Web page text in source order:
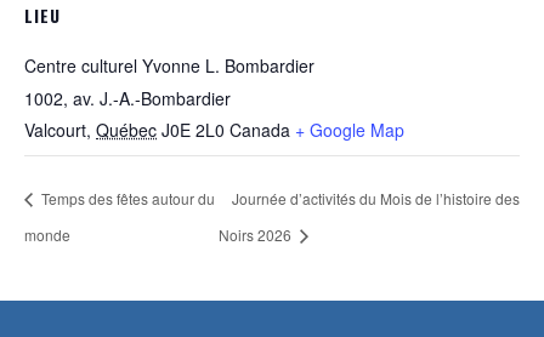
LIEU
Centre culturel Yvonne L. Bombardier
1002, av. J.-A.-Bombardier
Valcourt, Québec J0E 2L0 Canada + Google Map
Temps des fêtes autour du
monde
Journée d’activités du Mois de l’histoire des
Noirs 2026